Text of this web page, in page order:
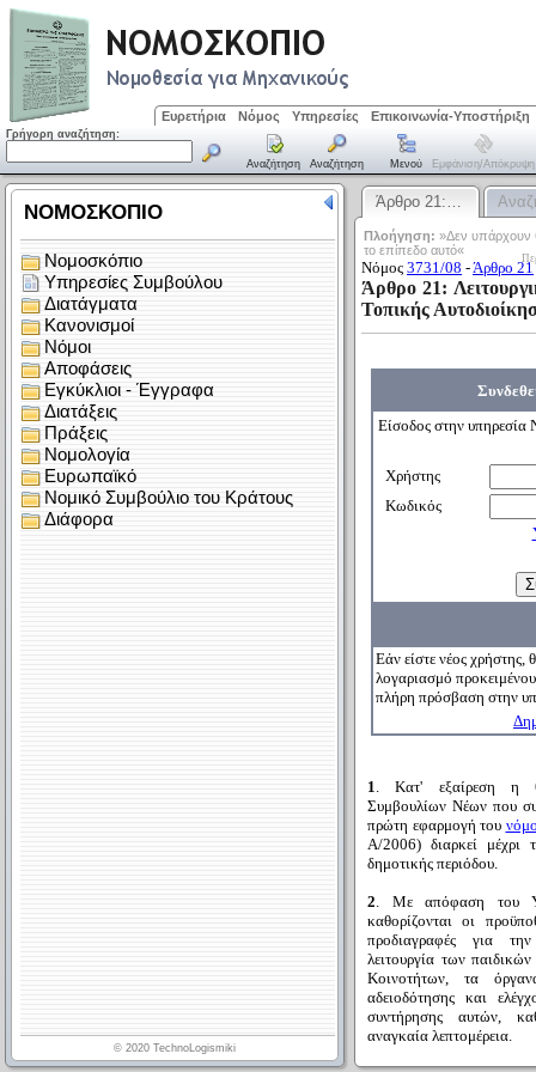
Ευρετήρια Νόμος Υπηρεσίες Επικοινωνία-Υποστήριξη
Γρήγορη αναζήτηση:
Αναζήτηση Αναζήτηση Μενού Εμφάνιση/απόκρυψη
Άρθρο 21:…